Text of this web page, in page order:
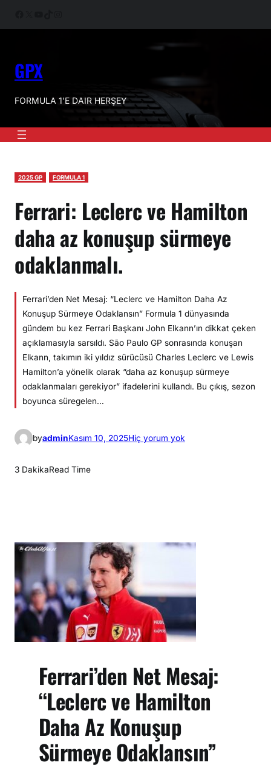
GPX
FORMULA 1'E DAIR HERŞEY
2025 GP FORMULA 1
Ferrari: Leclerc ve Hamilton
daha az konuşup sürmeye
odaklanmalı.
Ferrari’den Net Mesaj: “Leclerc ve Hamilton Daha Az
Konuşup Sürmeye Odaklansın” Formula 1 dünyasında
gündem bu kez Ferrari Başkanı John Elkann’ın dikkat çeken
açıklamasıyla sarsıldı. São Paulo GP sonrasında konuşan
Elkann, takımın iki yıldız sürücüsü Charles Leclerc ve Lewis
Hamilton’a yönelik olarak “daha az konuşup sürmeye
odaklanmaları gerekiyor” ifadelerini kullandı. Bu çıkış, sezon
boyunca süregelen…
byadminKasım 10, 2025F
L
e
c
l
r
c
a
i
t
Hiç yorum yok
3 DakikaRead Time
Ferrari’den Net Mesaj:
“Leclerc ve Hamilton
Daha Az Konuşup
Sürmeye Odaklansın”